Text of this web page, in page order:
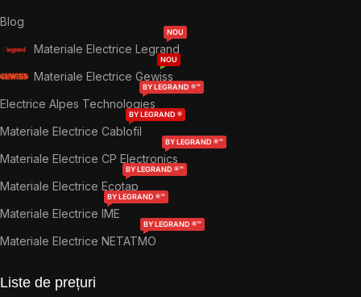
Blog
Materiale Electrice Legrand
NOU
Materiale Electrice Gewiss
NOU
Electrice Alpes Technologies
BY LEGRAND ®™
Materiale Electrice Cablofil
BY LEGRAND ®
Materiale Electrice CP Electronics
BY LEGRAND ®™
Materiale Electrice Ecotap
BY LEGRAND ®™
Materiale Electrice IME
BY LEGRAND ®™
Materiale Electrice NETATMO
BY LEGRAND ®™
Liste de prețuri